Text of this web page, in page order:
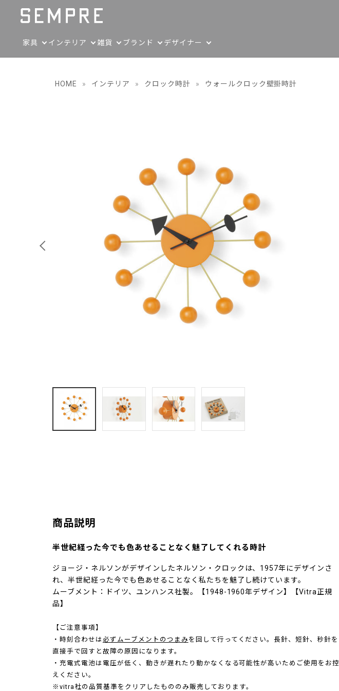
家具 インテリア 雑貨 ブランド デザイナー
HOME » インテリア » クロック時計 » ウォールクロック壁掛時計
商品説明
半世紀経った今でも色あせることなく魅了してくれる時計
ジョージ・ネルソンがデザインしたネルソン・クロックは、1957年にデザインさ
れ、半世紀経った今でも色あせることなく私たちを魅了し続けています。
ムーブメント：ドイツ、ユンハンス社製。【1948-1960年デザイン】【Vitra正規
品】
【ご注意事項】
・時刻合わせは必ずムーブメントのつまみを回して行ってください。長針、短針、秒針を
直接手で回すと故障の原因になります。
・充電式電池は電圧が低く、動きが遅れたり動かなくなる可能性が高いためご使用をお控
えください。
※vitra社の品質基準をクリアしたもののみ販売しております。